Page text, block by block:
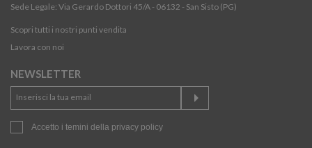
Sede Legale: Via Gerardo Dottori 45/A - 06132 - San Sisto (PG)
Scopri tutti i nostri punti vendita
Lavora con noi
NEWSLETTER
Accetto i temini della privacy policy